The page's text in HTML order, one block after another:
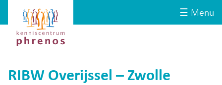
☰ Menu
Kenniscentrum
Phrenos
website
RIBW Overijssel – Zwolle